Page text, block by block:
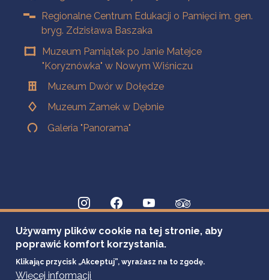
Regionalne Centrum Edukacji o Pamięci im. gen.
bryg. Zdzisława Baszaka
Muzeum Pamiątek po Janie Matejce
"Koryznówka" w Nowym Wiśniczu
Muzeum Dwór w Dołędze
Muzeum Zamek w Dębnie
Galeria "Panorama"
Używamy plików cookie na tej stronie, aby
poprawić komfort korzystania.
Klikając przycisk „Akceptuj”, wyrażasz na to zgodę.
Więcej informacji